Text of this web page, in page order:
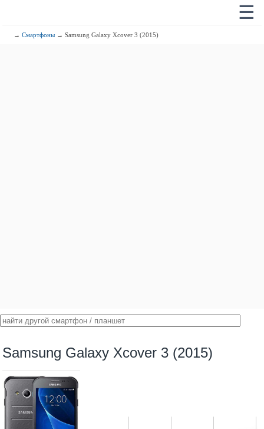
☰
→Смартфоны → Samsung Galaxy Xcover 3 (2015)
Samsung Galaxy Xcover 3 (2015)